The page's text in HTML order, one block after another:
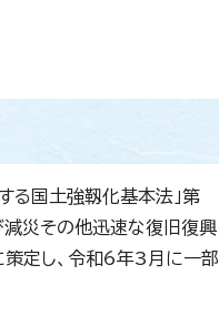
る国土強靱化基本法」第
減災その他迅速な復旧復興
定し、令和6年3月に一部